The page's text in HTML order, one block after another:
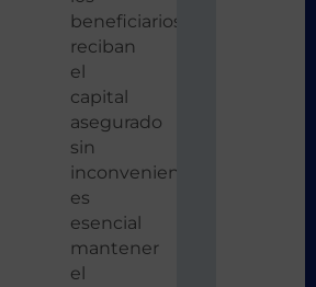
beneficiarios
reciban
el
capital
asegurado
sin
inconvenientes,
es
esencial
mantener
el